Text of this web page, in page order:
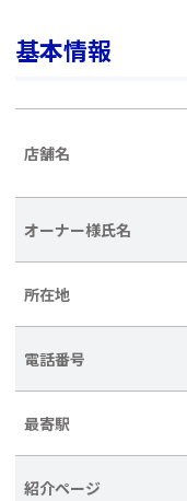
基本情報
店舗名
オーナー様氏名
所在地
電話番号
最寄駅
紹介ページ